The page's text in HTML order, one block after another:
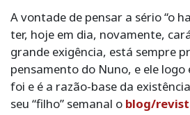
A vontade de pensar a sério “o
ter, hoje em dia, novamente,
grande exigência, está sempre
pensamento do Nuno, e ele logo
foi e é a razão-base da
seu “filho” semanal o blog/